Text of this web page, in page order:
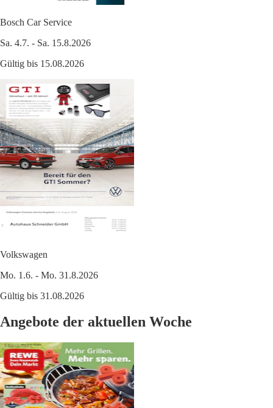
Bosch Car Service
Sa. 4.7. - Sa. 15.8.2026
Gültig bis 15.08.2026
Volkswagen
Mo. 1.6. - Mo. 31.8.2026
Gültig bis 31.08.2026
Angebote der aktuellen Woche